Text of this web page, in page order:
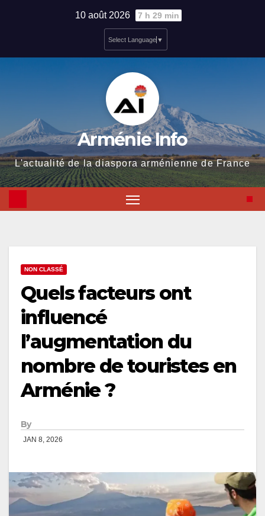
10 août 2026 7 h 29 min
Select Language ▼
Arménie Info
L'actualité de la diaspora arménienne de France
NON CLASSÉ
Quels facteurs ont
influencé
l’augmentation du
nombre de touristes en
Arménie ?
By
JAN 8, 2026